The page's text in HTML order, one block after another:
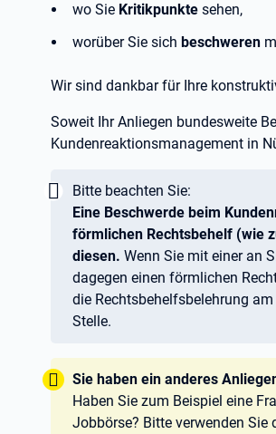
wo Sie Kritikpunkte sehen,
worüber Sie sich beschweren
Wir sind dankbar für Ihre
Soweit Ihr Anliegen bundesweite
Kundenreaktionsmanagement in
Wichtig:
Bitte beachten Sie:
Eine Beschwerde beim
förmlichen Rechtsbehelf (wie
diesen. Wenn Sie mit einer an
dagegen einen förmlichen
die Rechtsbehelfsbelehrung
Stelle.
Tipp:
Sie haben ein anderes
Haben Sie zum Beispiel eine
Jobbörse? Bitte verwenden Sie